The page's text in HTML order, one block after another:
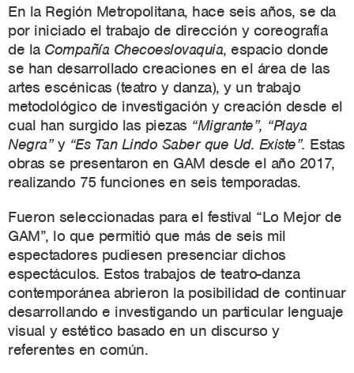
En la Región Metropolitana, hace seis años, se da
por iniciado el trabajo de dirección y coreografía
de la Compañía Checoeslovaquia, espacio donde
se han desarrollado creaciones en el área de las
artes escénicas (teatro y danza), y un trabajo
metodológico de investigación y creación desde el
cual han surgido las piezas “Migrante”, “Playa
Negra”y “Es Tan Lindo Saber que Ud. Existe”. Estas
obras se presentaron en GAM desde el año 2017,
realizando 75 funciones en seis temporadas.
Fueron seleccionadas para el festival “Lo Mejor de
GAM”, lo que permitió que más de seis mil
espectadores pudiesen presenciar dichos
espectáculos. Estos trabajos de teatro-danza
contemporánea abrieron la posibilidad de continuar
desarrollando e investigando un particular lenguaje
visual y estético basado en un discurso y
referentes en común.